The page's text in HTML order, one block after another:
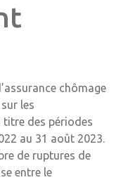
chômage
les
titre des périodes
au 31 août 2023.
de ruptures de
entre le